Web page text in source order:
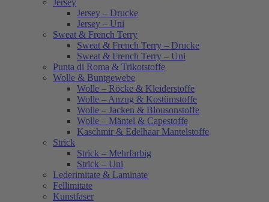
Jersey
Jersey – Drucke
Jersey – Uni
Sweat & French Terry
Sweat & French Terry – Drucke
Sweat & French Terry – Uni
Punta di Roma & Trikotstoffe
Wolle & Buntgewebe
Wolle – Röcke & Kleiderstoffe
Wolle – Anzug & Kostümstoffe
Wolle – Jacken & Blousonstoffe
Wolle – Mäntel & Capestoffe
Kaschmir & Edelhaar Mantelstoffe
Strick
Strick – Mehrfarbig
Strick – Uni
Lederimitate & Laminate
Fellimitate
Kunstfaser